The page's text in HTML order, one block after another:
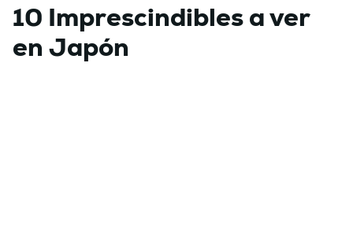
10 Imprescindibles a ver
en Japón